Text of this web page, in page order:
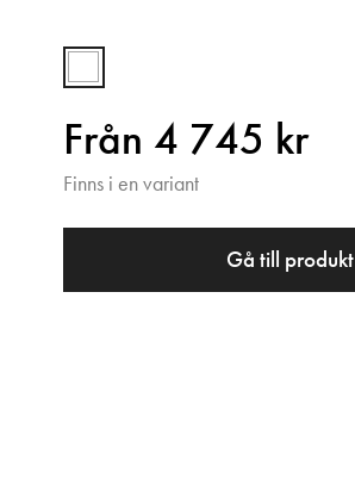
Från 4 745 kr
Finns i en variant
Gå till produkt